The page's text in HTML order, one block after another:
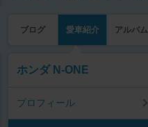
ブログ 愛車紹介 アルバム
ホンダ N-ONE
プロフィール